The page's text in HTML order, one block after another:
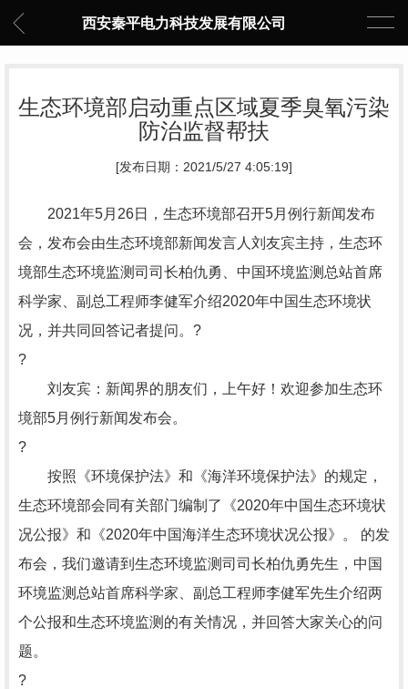
西安秦平电力科技发展有限公司
生态环境部启动重点区域夏季臭氧污染
防治监督帮扶
[发布日期：2021/5/27 4:05:19]
2021年5月26日，生态环境部召开5月例行新闻发布
会，发布会由生态环境部新闻发言人刘友宾主持，生态环
境部生态环境监测司司长柏仇勇、中国环境监测总站首席
科学家、副总工程师李健军介绍2020年中国生态环境状
况，并共同回答记者提问。?
?
刘友宾：新闻界的朋友们，上午好！欢迎参加生态环
境部5月例行新闻发布会。
?
按照《环境保护法》和《海洋环境保护法》的规定，
生态环境部会同有关部门编制了《2020年中国生态环境状
况公报》和《2020年中国海洋生态环境状况公报》。 的发
布会，我们邀请到生态环境监测司司长柏仇勇先生，中国
环境监测总站首席科学家、副总工程师李健军先生介绍两
个公报和生态环境监测的有关情况，并回答大家关心的问
题。
?